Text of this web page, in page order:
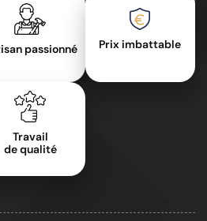
passionné Prix imbattable
Travail
de qualité